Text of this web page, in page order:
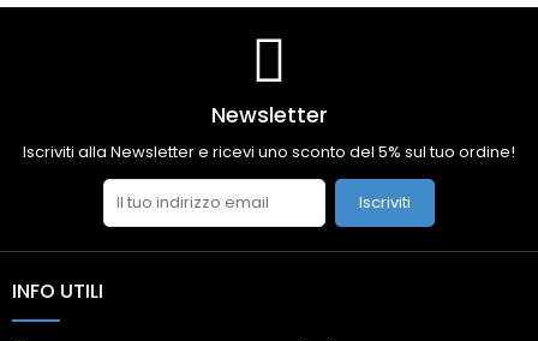
Newsletter
Iscriviti alla Newsletter e ricevi uno sconto del 5% sul tuo ordine!
Iscriviti
INFO UTILI